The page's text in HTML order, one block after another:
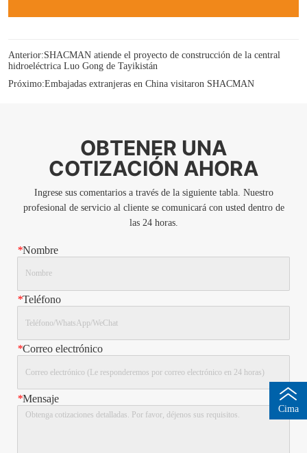
Anterior:SHACMAN atiende el proyecto de construcción de la central
hidroeléctrica Luo Gong de Tayikistán
Próximo:Embajadas extranjeras en China visitaron SHACMAN
OBTENER UNA
COTIZACIÓN AHORA
Ingrese sus comentarios a través de la siguiente tabla. Nuestro
profesional de servicio al cliente se comunicará con usted dentro de
las 24 horas.
*Nombre
*Teléfono
*Correo electrónico
*Mensaje
Cima